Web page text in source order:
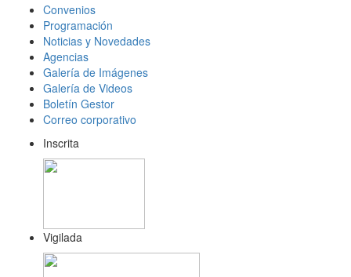
Convenios
Programación
Noticias y Novedades
Agencias
Galería de Imágenes
Galería de Videos
Boletín Gestor
Correo corporativo
Inscrita
Vigilada